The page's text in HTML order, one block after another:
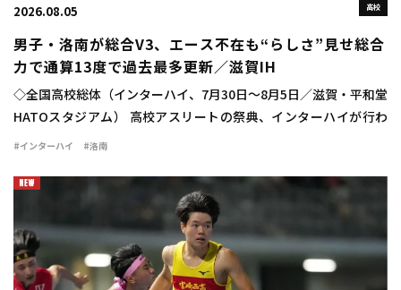
高校
2026.08.05
男子・洛南が総合V3、エース不在も“らしさ”見せ総合
力で通算13度で過去最多更新／滋賀IH
◇全国高校総体（インターハイ、7月30日～8月5日／滋賀・平和堂
HATOスタジアム） 高校アスリートの祭典、インターハイが行わ
れ、学校対抗の男子は洛南（京都）が47点を積み上げて3連覇を達
#インターハイ #洛南